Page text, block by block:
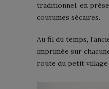
traditionnel, en
coutumes sécaires.
Au fil du temps,
imprimée sur
route du petit village